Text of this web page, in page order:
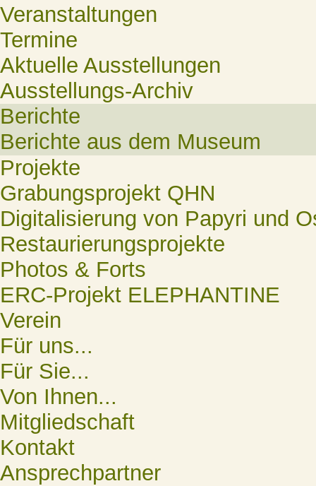
Veranstaltungen
Termine
Aktuelle Ausstellungen
Ausstellungs-Archiv
Berichte
Berichte aus dem Museum
Projekte
Grabungsprojekt QHN
Digitalisierung von Papyri und
Restaurierungsprojekte
Photos & Forts
ERC-Projekt ELEPHANTINE
Verein
Für uns...
Für Sie...
Von Ihnen...
Mitgliedschaft
Kontakt
Ansprechpartner